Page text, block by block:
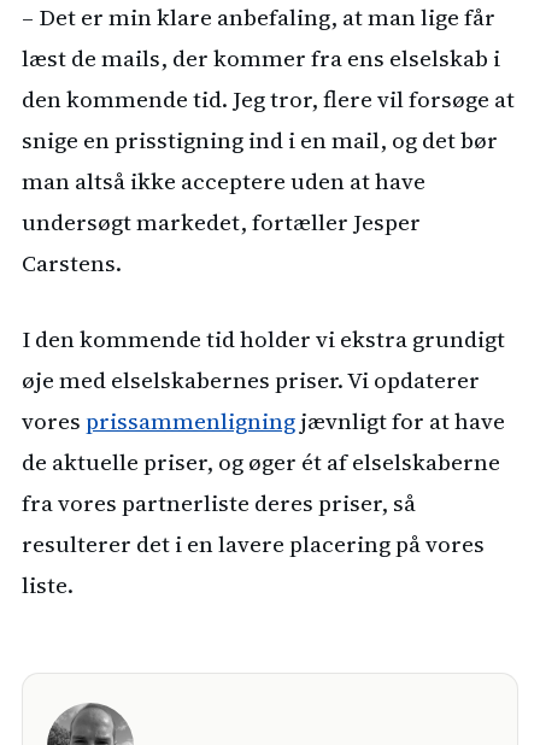
– Det er min klare anbefaling, at man lige får
læst de mails, der kommer fra ens elselskab i
den kommende tid. Jeg tror, flere vil forsøge at
snige en prisstigning ind i en mail, og det bør
man altså ikke acceptere uden at have
undersøgt markedet, fortæller Jesper
Carstens.
I den kommende tid holder vi ekstra grundigt
øje med elselskabernes priser. Vi opdaterer
voresprissammenligningjævnligt for at have
de aktuelle priser, og øger ét af elselskaberne
fra vores partnerliste deres priser, så
resulterer det i en lavere placering på vores
liste.